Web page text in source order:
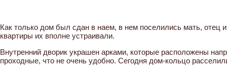
Как только дом был сдан в наем, в нем поселились мать, отец
квартиры их вполне устраивали.
Внутренний дворик украшен арками, которые расположены
проходные, что не очень удобно. Сегодня дом-кольцо